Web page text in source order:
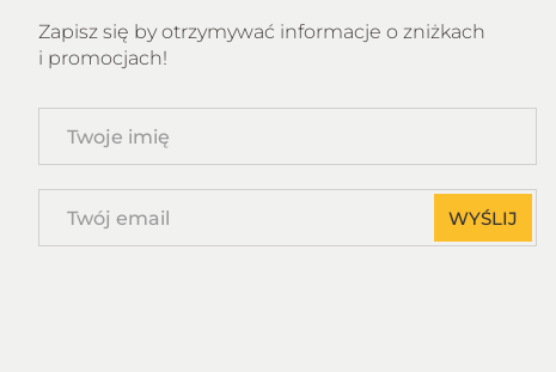
Zapisz się by otrzymywać informacje o zniżkach
i promocjach!
imię
email
WYŚLIJ